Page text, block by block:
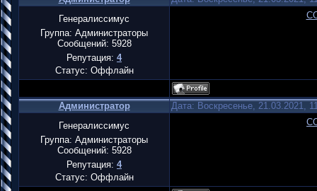
Генералиссимус
Группа: Администраторы
Сообщений: 5928
Репутация: 4
Статус: Оффлайн
Администратор
Дата: Воскресенье, 21.03.2021,
Генералиссимус
Группа: Администраторы
Сообщений: 5928
Репутация: 4
Статус: Оффлайн